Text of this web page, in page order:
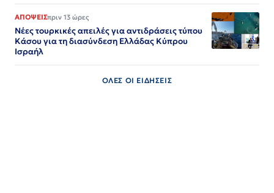
ΑΠΟΨΕΙΣπριν 13 ώρες
Νέες τουρκικές απειλές για αντιδράσεις τύπου
Κάσου για τη διασύνδεση Ελλάδας Κύπρου
Ισραήλ
ΟΛΕΣ ΟΙ ΕΙΔΗΣΕΙΣ